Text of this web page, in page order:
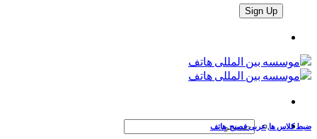
جستجو
ضبط کلاس ها ,عربی فصیح,هاتف